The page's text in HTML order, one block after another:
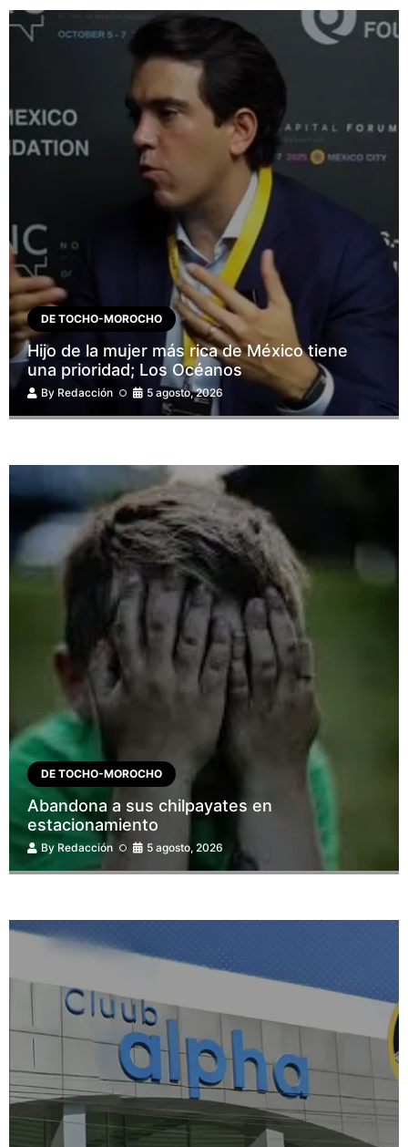
DE TOCHO-MOROCHO
Hijo de la mujer más rica de México tiene
una prioridad; Los Océanos
By Redacción 5 agosto, 2026
DE TOCHO-MOROCHO
Abandona a sus chilpayates en
estacionamiento
By Redacción 5 agosto, 2026